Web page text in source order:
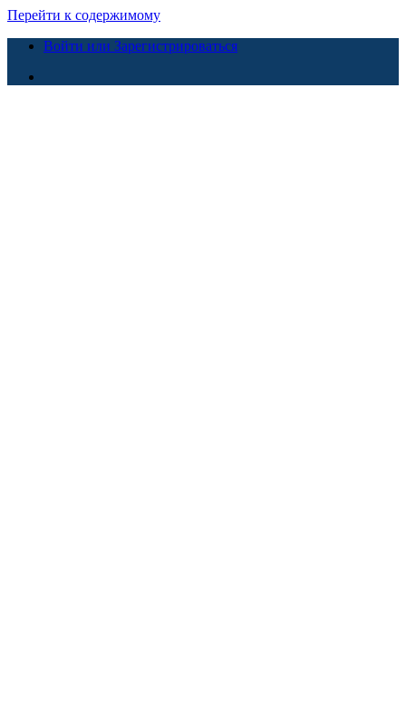
Перейти к содержимому
Войти или Зарегистрироваться